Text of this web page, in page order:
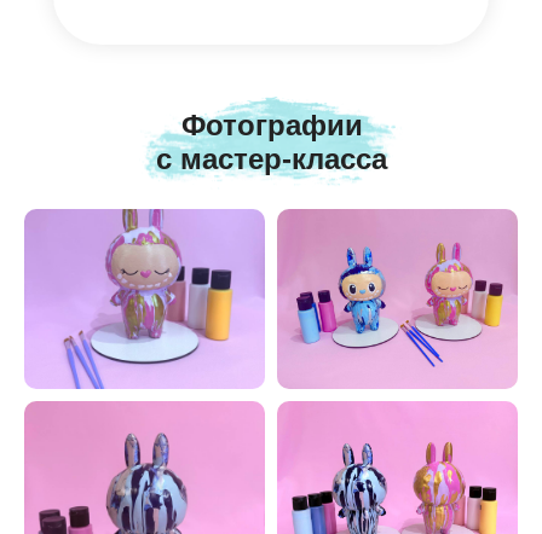
Фотографии
с мастер-класса